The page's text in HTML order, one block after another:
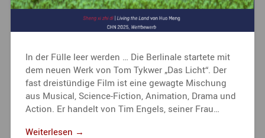
In der Fülle leer werden … Die Berlinale startete mit
dem neuen Werk von Tom Tykwer „Das Licht“. Der
fast dreistündige Film ist eine gewagte Mischung
aus Musical, Science-Fiction, Animation, Drama und
Action. Er handelt von Tim Engels, seiner Frau…
Weiterlesen →